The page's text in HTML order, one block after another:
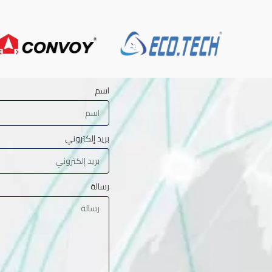
اسم
بريد إلكتروني
رسالة